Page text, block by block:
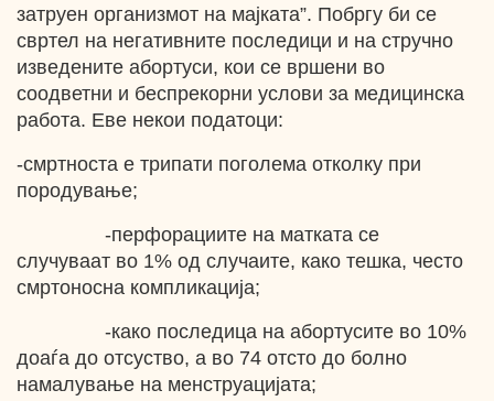
затруен организмот на мајката”. Побргу би се
свртел на негативните последици и на стручно
изведените абортуси, кои се вршени во
соодветни и беспрекорни услови за медицинска
работа. Еве некои податоци:
-смртноста е трипати поголема отколку при
породување;
-перфорациите на матката се
случуваат во 1% од случаите, како тешка, често
смртоносна компликација;
-како последица на абортусите во 10%
доаѓа до отсуство, а во 74 отсто до болно
намалување на менструацијата;